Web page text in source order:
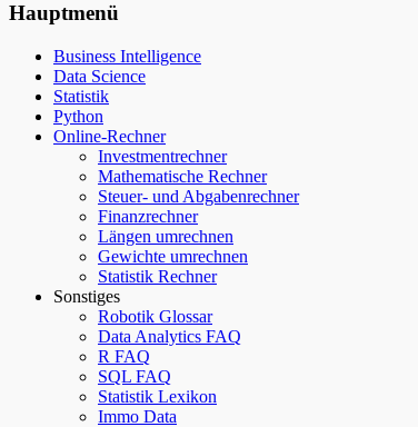
Hauptmenü
Business Intelligence
Data Science
Statistik
Python
Online-Rechner
Investmentrechner
Mathematische Rechner
Steuer- und Abgabenrechner
Finanzrechner
Längen umrechnen
Gewichte umrechnen
Statistik Rechner
Sonstiges
Robotik Glossar
Data Analytics FAQ
R FAQ
SQL FAQ
Statistik Lexikon
Immo Data